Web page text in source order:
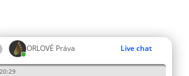
ORLOVÉ Práva Live chat
20:29